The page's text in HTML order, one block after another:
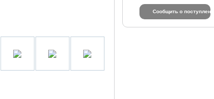
Сообщить о поступлении